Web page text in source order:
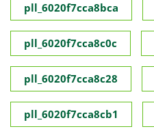
pll_6020f7cca8bca
pll_6020f7cca8c0c
pll_6020f7cca8c28
pll_6020f7cca8cb1